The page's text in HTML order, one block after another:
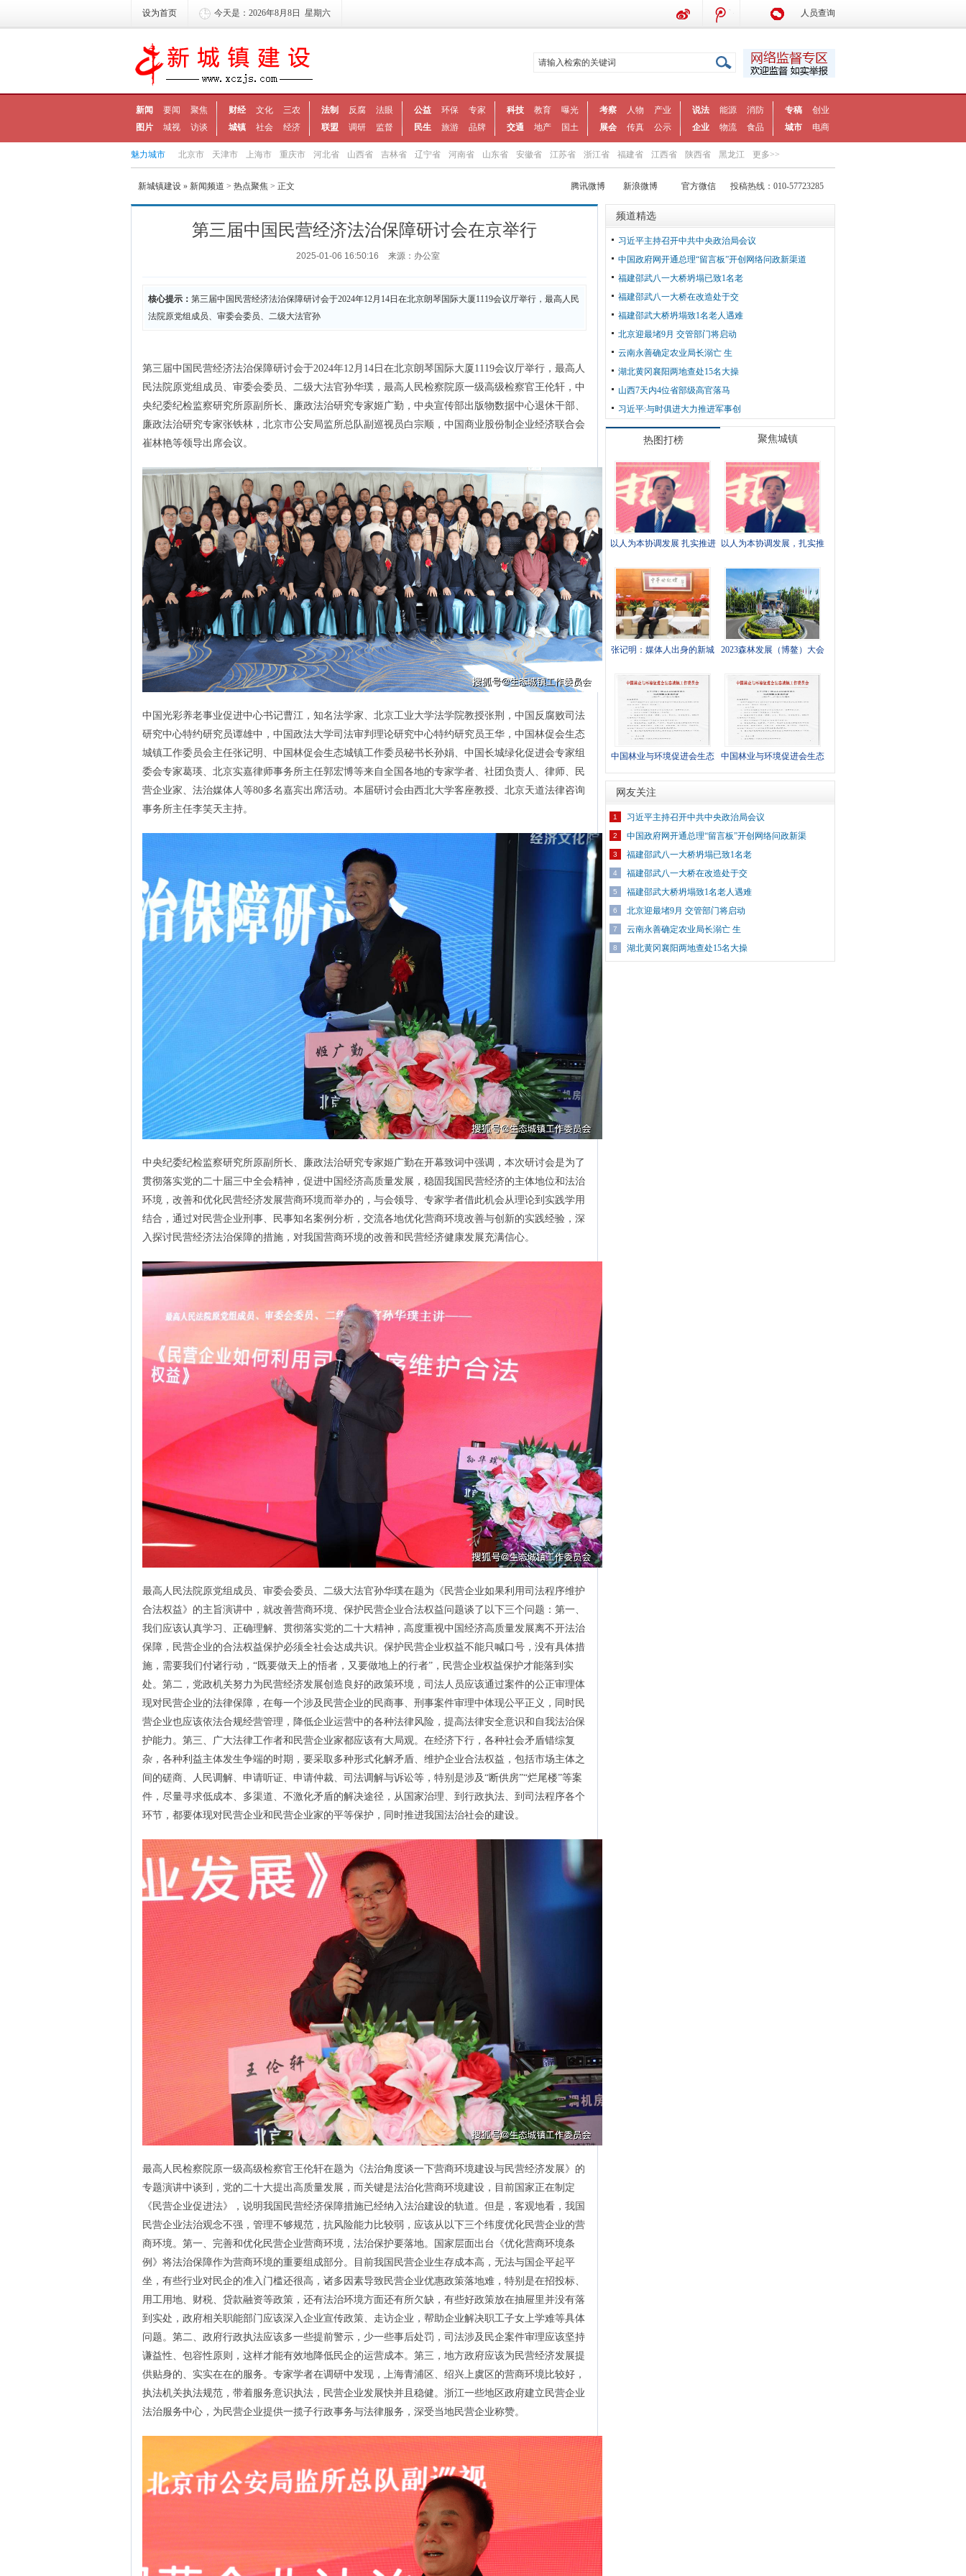
设为首页 今天是：2026年8月8日 星期六 人员查询
新闻 要闻
聚焦
图片
城视 访谈
财经 文化
三农
城镇
社会 经济
法制 反腐
法眼
联盟
调研 监督
公益 环保
专家
民生
旅游 品牌
科技 教育
曝光
交通
地产 国土
考察 人物
产业
展会
传真 公示
说法 能源
消防
企业
物流 食品
专稿
创业
城市
电商
魅力城市 北京市 天津市 上海市 重庆市 河北省 山西省 吉林省 辽宁省 河南省 山东省 安徽省 江苏省 浙江省 福建省 江西省 陕西省 黑龙江 更多>>
新城镇建设 » 新闻频道 > 热点聚焦 > 正文 腾讯微博 新浪微博 官方微信 投稿热线：010-57723285
第三届中国民营经济法治保障研讨会在京举行
2025-01-06 16:50:16 来源：办公室
核心提示： 第三届中国民营经济法治保障研讨会于2024年12月14日在北京朗琴国际大厦1119会议厅举行，最高人民
法院原党组成员、审委会委员、二级大法官孙
第三届中国民营经济法治保障研讨会于2024年12月14日在北京朗琴国际大厦1119会议厅举行，最高人
民法院原党组成员、审委会委员、二级大法官孙华璞，最高人民检察院原一级高级检察官王伦轩，中
央纪委纪检监察研究所原副所长、廉政法治研究专家姬广勤，中央宣传部出版物数据中心退休干部、
廉政法治研究专家张铁林，北京市公安局监所总队副巡视员白宗顺，中国商业股份制企业经济联合会
崔林艳等领导出席会议。
中国光彩养老事业促进中心书记曹江，知名法学家、北京工业大学法学院教授张荆，中国反腐败司法
研究中心特约研究员谭雄中，中国政法大学司法审判理论研究中心特约研究员王华，中国林促会生态
城镇工作委员会主任张记明、中国林促会生态城镇工作委员秘书长孙娟、中国长城绿化促进会专家组
委会专家葛瑛、北京实嘉律师事务所主任郭宏博等来自全国各地的专家学者、社团负责人、律师、民
营企业家、法治媒体人等80多名嘉宾出席活动。本届研讨会由西北大学客座教授、北京天道法律咨询
事务所主任李笑天主持。
中央纪委纪检监察研究所原副所长、廉政法治研究专家姬广勤在开幕致词中强调，本次研讨会是为了
贯彻落实党的二十届三中全会精神，促进中国经济高质量发展，稳固我国民营经济的主体地位和法治
环境，改善和优化民营经济发展营商环境而举办的，与会领导、专家学者借此机会从理论到实践学用
结合，通过对民营企业刑事、民事知名案例分析，交流各地优化营商环境改善与创新的实践经验，深
入探讨民营经济法治保障的措施，对我国营商环境的改善和民营经济健康发展充满信心。
最高人民法院原党组成员、审委会委员、二级大法官孙华璞在题为《民营企业如果利用司法程序维护
合法权益》的主旨演讲中，就改善营商环境、保护民营企业合法权益问题谈了以下三个问题：第一、
我们应该认真学习、正确理解、贯彻落实党的二十大精神，高度重视中国经济高质量发展离不开法治
保障，民营企业的合法权益保护必须全社会达成共识。保护民营企业权益不能只喊口号，没有具体措
施，需要我们付诸行动，“既要做天上的悟者，又要做地上的行者”，民营企业权益保护才能落到实
处。第二，党政机关努力为民营经济发展创造良好的政策环境，司法人员应该通过案件的公正审理体
现对民营企业的法律保障，在每一个涉及民营企业的民商事、刑事案件审理中体现公平正义，同时民
营企业也应该依法合规经营管理，降低企业运营中的各种法律风险，提高法律安全意识和自我法治保
护能力。第三、广大法律工作者和民营企业家都应该有大局观。在经济下行，各种社会矛盾错综复
杂，各种利益主体发生争端的时期，要采取多种形式化解矛盾、维护企业合法权益，包括市场主体之
间的磋商、人民调解、申请听证、申请仲裁、司法调解与诉讼等，特别是涉及“断供房”“烂尾楼”等案
件，尽量寻求低成本、多渠道、不激化矛盾的解决途径，从国家治理、到行政执法、到司法程序各个
环节，都要体现对民营企业和民营企业家的平等保护，同时推进我国法治社会的建设。
最高人民检察院原一级高级检察官王伦轩在题为《法治角度谈一下营商环境建设与民营经济发展》的
专题演讲中谈到，党的二十大提出高质量发展，而关键是法治化营商环境建设，目前国家正在制定
《民营企业促进法》，说明我国民营经济保障措施已经纳入法治建设的轨道。但是，客观地看，我国
民营企业法治观念不强，管理不够规范，抗风险能力比较弱，应该从以下三个纬度优化民营企业的营
商环境。第一、完善和优化民营企业营商环境，法治保护要落地。国家层面出台《优化营商环境条
例》将法治保障作为营商环境的重要组成部分。目前我国民营企业生存成本高，无法与国企平起平
坐，有些行业对民企的准入门槛还很高，诸多因素导致民营企业优惠政策落地难，特别是在招投标、
用工用地、财税、贷款融资等政策，还有法治环境方面还有所欠缺，有些好政策放在抽屉里并没有落
到实处，政府相关职能部门应该深入企业宣传政策、走访企业，帮助企业解决职工子女上学难等具体
问题。第二、政府行政执法应该多一些提前警示，少一些事后处罚，司法涉及民企案件审理应该坚持
谦益性、包容性原则，这样才能有效地降低民企的运营成本。第三，地方政府应该为民营经济发展提
供贴身的、实实在在的服务。专家学者在调研中发现，上海青浦区、绍兴上虞区的营商环境比较好，
执法机关执法规范，带着服务意识执法，民营企业发展快并且稳健。浙江一些地区政府建立民营企业
法治服务中心，为民营企业提供一揽子行政事务与法律服务，深受当地民营企业称赞。
频道精选
习近平主持召开中共中央政治局会议
中国政府网开通总理“留言板”开创网络问政新渠道
福建邵武八一大桥坍塌已致1名老
福建邵武八一大桥在改造处于交
福建邵武大桥坍塌致1名老人遇难
北京迎最堵9月 交管部门将启动
云南永善确定农业局长溺亡 生
湖北黄冈襄阳两地查处15名大操
山西7天内4位省部级高官落马
习近平:与时俱进大力推进军事创
热图打榜 聚焦城镇
以人为本协调发展 扎实推进
以人为本协调发展，扎实推
张记明：媒体人出身的新城
2023森林发展（博鳌）大会
中国林业与环境促进会生态
城镇工作委员会2019年工作
会议通知
中国林业与环境促进会生态
城镇工作委员会2019年工作
网友关注
1 习近平主持召开中共中央政治局会议
2 中国政府网开通总理“留言板”开创网络问政新渠
3 福建邵武八一大桥坍塌已致1名老
4 福建邵武八一大桥在改造处于交
5 福建邵武大桥坍塌致1名老人遇难
6 北京迎最堵9月 交管部门将启动
7 云南永善确定农业局长溺亡 生
8 湖北黄冈襄阳两地查处15名大操